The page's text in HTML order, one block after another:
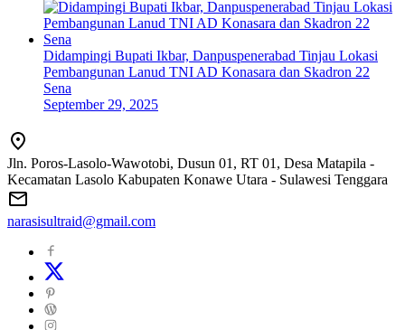
Didampingi Bupati Ikbar, Danpuspenerabad Tinjau Lokasi
Pembangunan Lanud TNI AD Konasara dan Skadron 22
Sena
September 29, 2025
Jln. Poros-Lasolo-Wawotobi, Dusun 01, RT 01, Desa Matapila -
Kecamatan Lasolo Kabupaten Konawe Utara - Sulawesi Tenggara
narasisultraid@gmail.com